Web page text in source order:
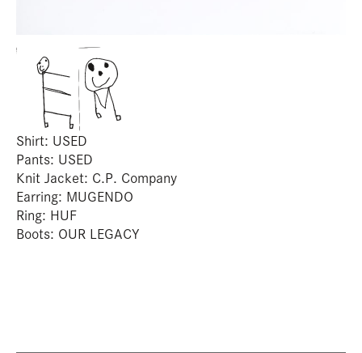
Shirt: USED
Pants: USED
Knit Jacket: C.P. Company
Earring: MUGENDO
Ring: HUF
Boots: OUR LEGACY
em